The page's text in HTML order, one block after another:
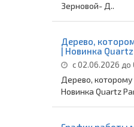
Зерновой- Д..
Дерево,
| Новинка
с 02.06.2026 до
Дерево,
Новинка Quartz